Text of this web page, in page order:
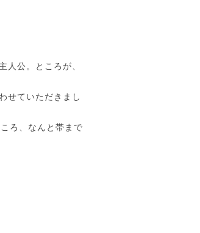
人公。ところが、
せていただきまし
ろ、なんと帯まで